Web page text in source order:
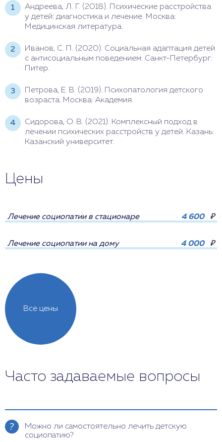
Андреева, Л. Г. (2018). Психические расстройства
у детей: диагностика и лечение. Москва:
Медицинская литература.
Иванов, С. П. (2020). Социальная адаптация детей
с антисоциальным поведением. Санкт-Петербург:
Питер.
Петрова, Е. В. (2019). Психопатология детского
возраста. Москва: Академия.
Сидорова, О. В. (2021). Комплексный подход в
лечении психических расстройств у детей. Казань:
Казанский университет.
Цены
Все цены
Лечение социопатии в стационаре 4 600 ₽
Лечение социопатии на дому 4 000 ₽
Часто задаваемые вопросы
Можно ли самостоятельно лечить детскую
социопатию?